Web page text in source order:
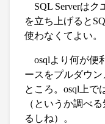
SQL Serverは
を立ち上げると
使わなくてよい。
osqlより何が便
ースをプルダウ
ところ。osql上で
（というか調べ
るしね）。